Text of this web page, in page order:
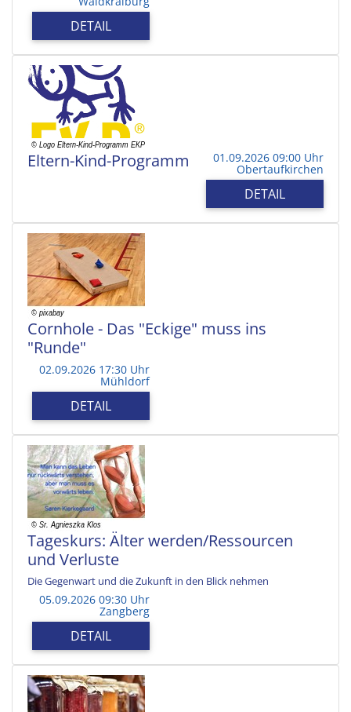
DETAIL
Eltern-Kind-Programm 01.09.2026 09:00 Uhr
Obertaufkirchen
DETAIL
Cornhole - Das "Eckige" muss ins
"Runde"
02.09.2026 17:30 Uhr
Mühldorf
DETAIL
Tageskurs: Älter werden/Ressourcen
und Verluste
Die Gegenwart und die Zukunft in den Blick nehmen
05.09.2026 09:30 Uhr
Zangberg
DETAIL